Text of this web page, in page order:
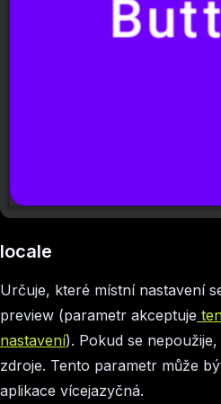
locale
Určuje, které místní nastavení
preview (parametr akceptuje
nastavení). Pokud se
zdroje. Tento parametr může
aplikace vícejazyčná.